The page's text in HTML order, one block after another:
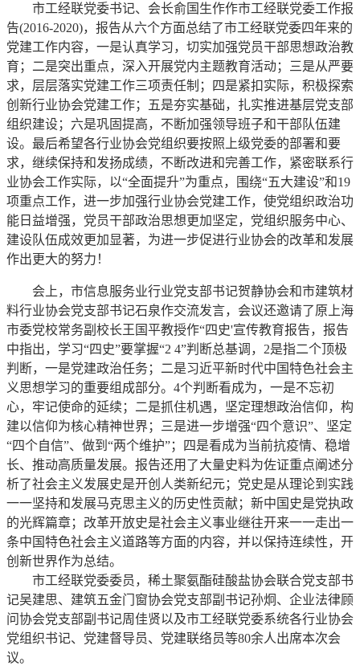
市工经联党委书记、会长俞国生作作市工经联党委工作报
告(2016-2020)，报告从六个方面总结了市工经联党委四年来的
党建工作内容，一是认真学习，切实加强党员干部思想政治教
育；二是突出重点，深入开展党内主题教育活动；三是从严要
求，层层落实党建工作三项责任制；四是紧扣实际，积极探索
创新行业协会党建工作；五是夯实基础，扎实推进基层党支部
组织建设；六是巩固提高，不断加强领导班子和干部队伍建
设。最后希望各行业协会党组织要按照上级党委的部署和要
求，继续保持和发扬成绩，不断改进和完善工作，紧密联系行
业协会工作实际，以“全面提升”为重点，围绕“五大建设”和19
项重点工作，进一步加强行业协会党建工作，使党组织政治功
能日益增强，党员干部政治思想更加坚定，党组织服务中心、
建设队伍成效更加显著，为进一步促进行业协会的改革和发展
作出更大的努力！
会上，市信息服务业行业党支部书记贺静协会和市建筑材
料行业协会党支部书记石泉作交流发言，会议还邀请了原上海
市委党校常务副校长王国平教授作“四史'宣传教育报告，报告
中指出，学习“四史”要掌握“2 4”判断总基调，2是指二个顶极
判断，一是党建政治任务；二是习近平新时代中国特色社会主
义思想学习的重要组成部分。4个判断看成为，一是不忘初
心，牢记使命的延续；二是抓住机遇，坚定理想政治信仰，构
建以信仰为核心精神世界；三是进一步增强“四个意识”、坚定
“四个自信”、做到“两个维护”；四是看成为当前抗疫情、稳增
长、推动高质量发展。报告还用了大量史料为佐证重点阐述分
析了社会主义发展史是开创人类新纪元；党史是从理论到实践
一一坚持和发展马克思主义的历史性贡献；新中国史是党执政
的光辉篇章；改革开放史是社会主义事业继往开来一一走出一
条中国特色社会主义道路等方面的内容，并以保持连续性，开
创新世界作为总结。
市工经联党委委员，稀土聚氨酯硅酸盐协会联合党支部书
记吴建思、建筑五金门窗协会党支部副书记孙炯、企业法律顾
问协会党支部副书记周佳贤以及市工经联党委系统各行业协会
党组织书记、党建督导员、党建联络员等80余人出席本次会
议。